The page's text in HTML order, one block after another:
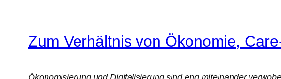
Zum Verhältnis von Ökonomie,